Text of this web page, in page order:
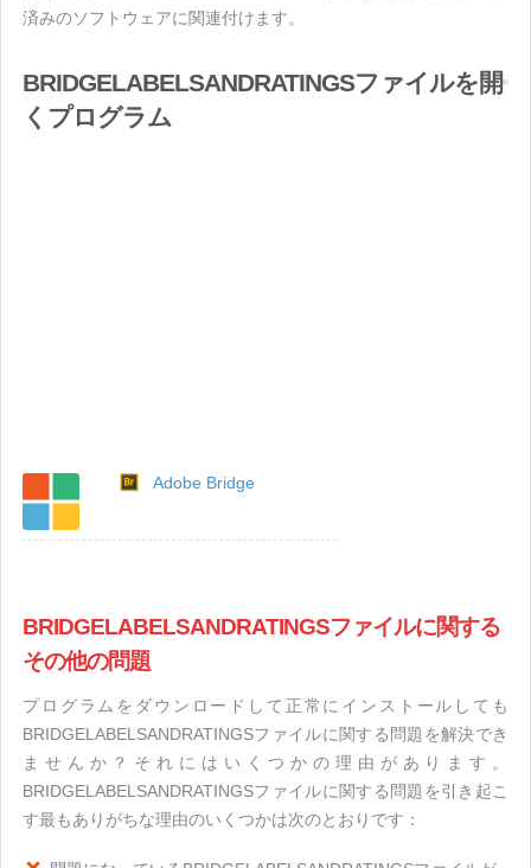
済みのソフトウェアに関連付けます。
BRIDGELABELSANDRATINGSファイルを開
くプログラム
Adobe Bridge
BRIDGELABELSANDRATINGSファイルに関する
その他の問題
プログラムをダウンロードして正常にインストールしても
BRIDGELABELSANDRATINGSファイルに関する問題を解決でき
ませんか？それにはいくつかの理由があります。
BRIDGELABELSANDRATINGSファイルに関する問題を引き起こ
す最もありがちな理由のいくつかは次のとおりです：